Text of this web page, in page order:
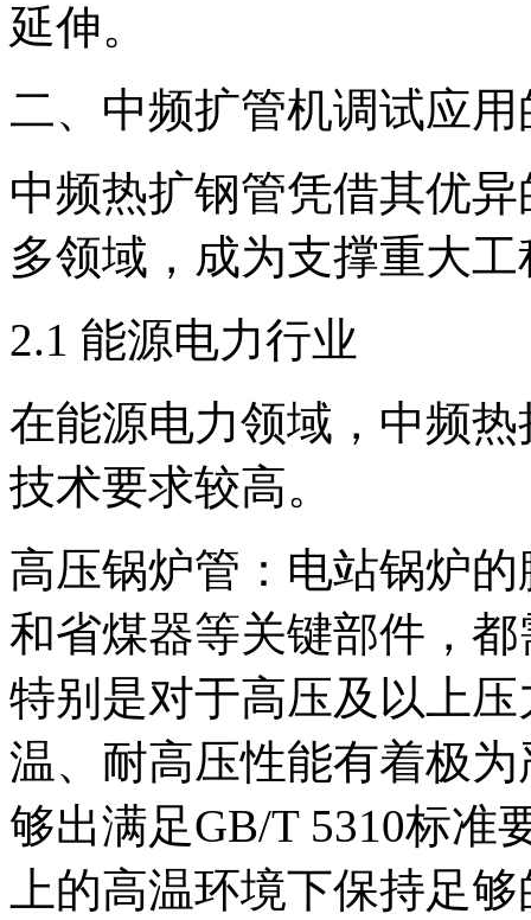
延伸。
二、中频扩管机调试应
中频热扩钢管凭借其优
多领域，成为支撑重大
2.1 能源电力行业
在能源电力领域，中频
技术要求较高。
高压锅炉管：电站锅炉
和省煤器等关键部件，
特别是对于高压及以上
温、耐高压性能有着极
够出满足GB/T 5310标
上的高温环境下保持足